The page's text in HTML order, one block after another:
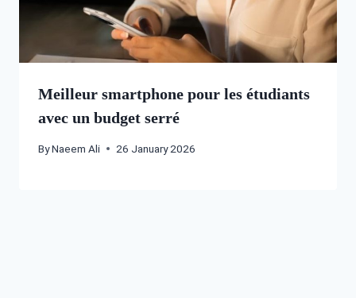
Meilleur smartphone pour les étudiants
avec un budget serré
ByNaeem Ali 26 January 2026